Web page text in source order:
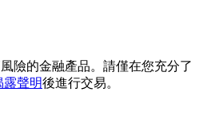
險的金融產品。請僅在您充分了
露聲明後進行交易。